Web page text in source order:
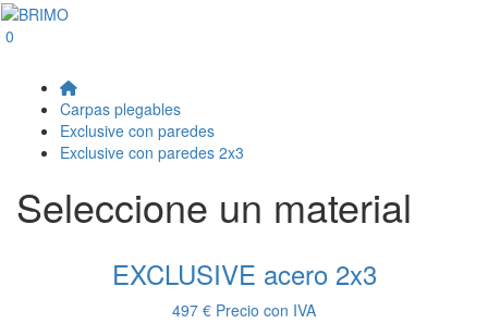
0
Carpas plegables
Exclusive con paredes
Exclusive con paredes 2x3
Seleccione un material
EXCLUSIVE acero 2x3
497 € Precio con IVA